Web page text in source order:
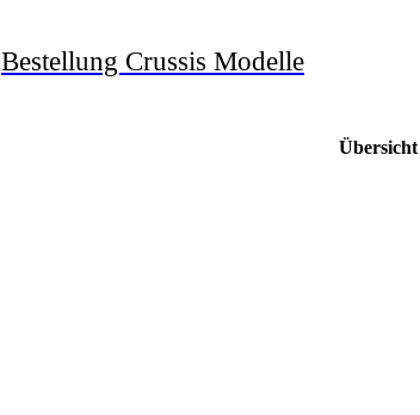
Bestellung Crussis Modelle
Übersicht